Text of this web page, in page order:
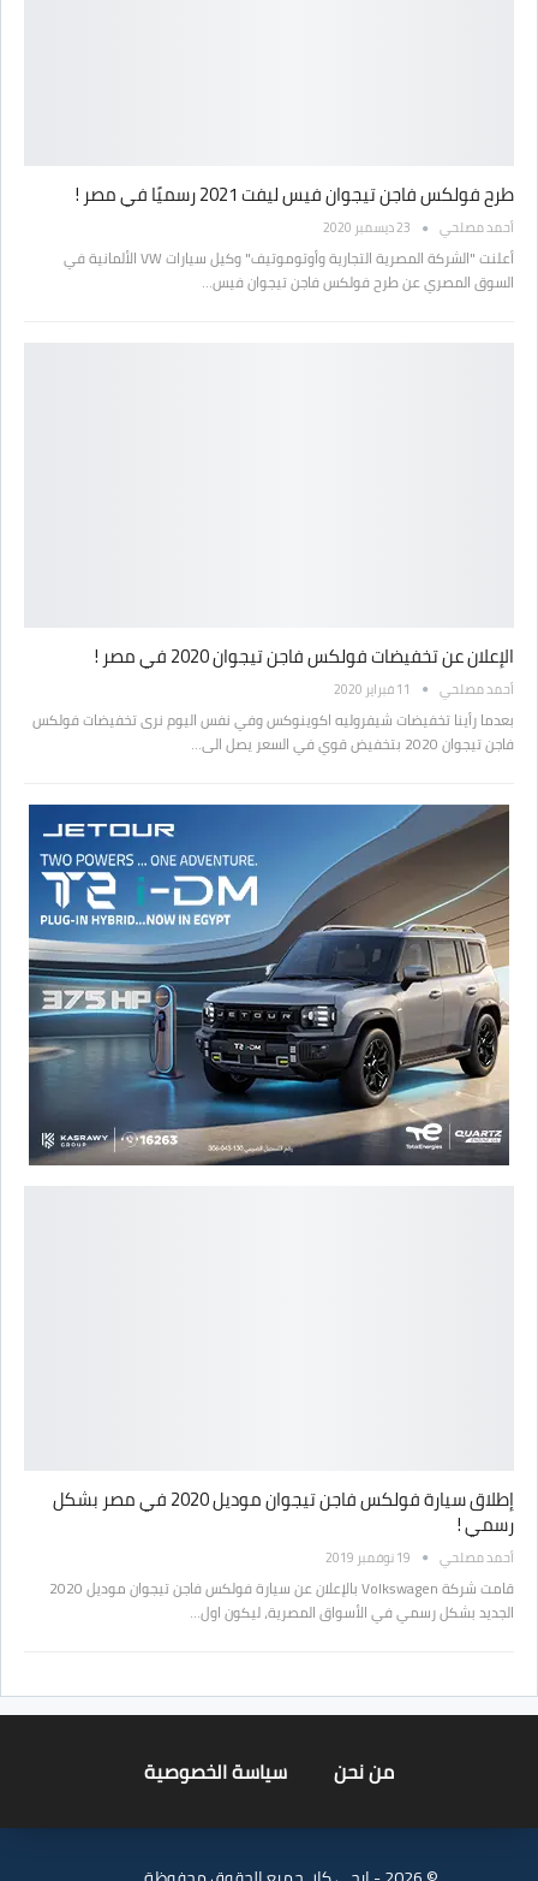
طرح فولكس فاجن تيجوان فيس ليفت 2021 رسميًا في مصر !
أحمد مصلحي 23 ديسمبر 2020
أعلنت "الشركة المصرية التجارية وأوتوموتيف" وكيل سيارات VW الألمانية في
السوق المصري عن طرح فولكس فاجن تيجوان فيس…
الإعلان عن تخفيضات فولكس فاجن تيجوان 2020 في مصر !
أحمد مصلحي 11 فبراير 2020
بعدما رأينا تخفيضات شيفروليه اكوينوكس وفي نفس اليوم نرى تخفيضات فولكس
فاجن تيجوان 2020 بتخفيض قوي في السعر يصل الى…
إطلاق سيارة فولكس فاجن تيجوان موديل 2020 في مصر بشكل
رسمي !
أحمد مصلحي 19 نوفمبر 2019
قامت شركة Volkswagen بالإعلان عن سيارة فولكس فاجن تيجوان موديل 2020
الجديد بشكل رسمي في الأسواق المصرية، ليكون اول…
من نحن سياسة الخصوصية